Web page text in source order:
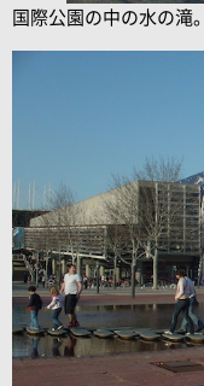
国際公園の中の水の滝。